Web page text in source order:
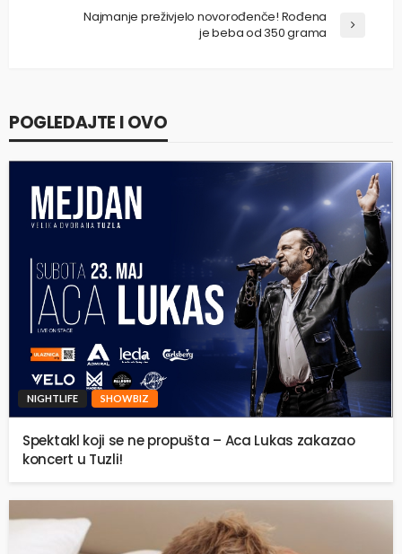
Najmanje preživjelo novorođenče! Rođena
je beba od 350 grama
POGLEDAJTE I OVO
NIGHTLIFE SHOWBIZ
Spektakl koji se ne propušta – Aca Lukas zakazao
koncert u Tuzli!